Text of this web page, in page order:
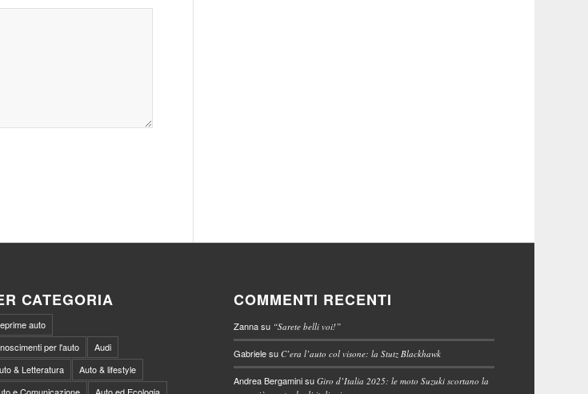
CATEGORIA
auto
per l'auto
Audi
& Letteratura
Auto & lifestyle
e Comunicazione Auto ed Ecologia
COMMENTI RECENTI
Zannasu “Sarete belli voi!”
GabrielesuC’era l’auto col visone: la Stutz Blackhawk
Andrea BergaminisuGiro d’Italia 2025: le moto Suzuki scortano la